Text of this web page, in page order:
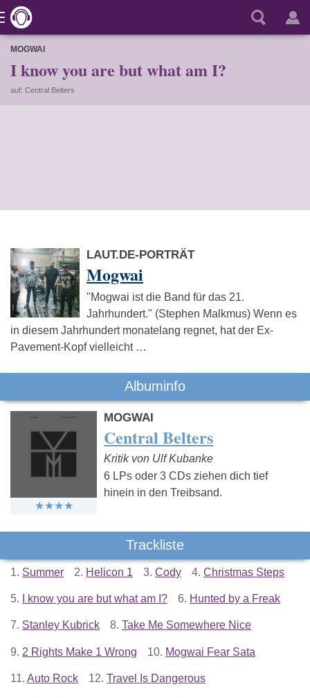
MOGWAI
I know you are but what am I?
auf: Central Belters
LAUT.DE-PORTRÄT
Mogwai
"Mogwai ist die Band für das 21.
Jahrhundert." (Stephen Malkmus) Wenn es
in diesem Jahrhundert monatelang regnet, hat der Ex-
Pavement-Kopf vielleicht …
Albuminfo
MOGWAI
Central Belters
Kritik von Ulf Kubanke
6 LPs oder 3 CDs ziehen dich tief
hinein in den Treibsand.
Trackliste
1. Summer 2. Helicon 1 3. Cody 4. Christmas Steps
5. I know you are but what am I? 6. Hunted by a Freak
7. Stanley Kubrick 8. Take Me Somewhere Nice
9. 2 Rights Make 1 Wrong 10. Mogwai Fear Sata
11. Auto Rock 12. Travel Is Dangerous